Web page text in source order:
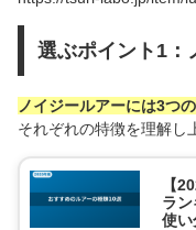
選ぶポイント1：
ノイジールアーには3つ
それぞれの特徴を理解し
【
ラ
使い